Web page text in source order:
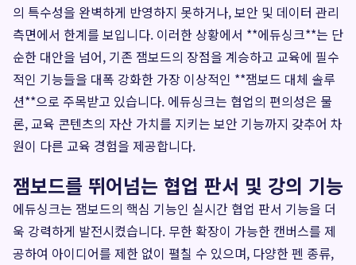
의 특수성을 완벽하게 반영하지 못하거나, 보안 및 데이터 관리
측면에서 한계를 보입니다. 이러한 상황에서 **에듀싱크**는 단
순한 대안을 넘어, 기존 잼보드의 장점을 계승하고 교육에 필수
적인 기능들을 대폭 강화한 가장 이상적인 **잼보드 대체 솔루
션**으로 주목받고 있습니다. 에듀싱크는 협업의 편의성은 물
론, 교육 콘텐츠의 자산 가치를 지키는 보안 기능까지 갖추어 차
원이 다른 교육 경험을 제공합니다.
잼보드를 뛰어넘는 협업 판서 및 강의 기능
에듀싱크는 잼보드의 핵심 기능인 실시간 협업 판서 기능을 더
욱 강력하게 발전시켰습니다. 무한 확장이 가능한 캔버스를 제
공하여 아이디어를 제한 없이 펼칠 수 있으며, 다양한 펜 종류,